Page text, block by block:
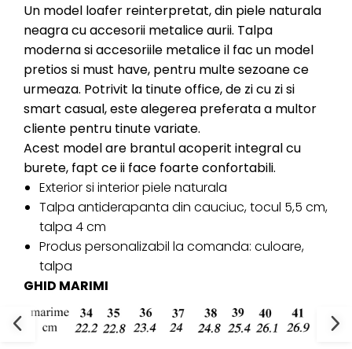
Un model loafer reinterpretat, din piele naturala
neagra cu accesorii metalice aurii. Talpa
moderna si accesoriile metalice il fac un model
pretios si must have, pentru multe sezoane ce
urmeaza. Potrivit la tinute office, de zi cu zi si
smart casual, este alegerea preferata a multor
cliente pentru tinute variate.
Acest model are brantul acoperit integral cu
burete, fapt ce ii face foarte confortabili.
Exterior si interior piele naturala
Talpa antiderapanta din cauciuc, tocul 5,5 cm,
talpa 4 cm
Produs personalizabil la comanda: culoare,
talpa
GHID MARIMI